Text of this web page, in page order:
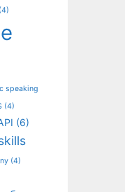
(4)
speaking
(4)
(6)
(4)